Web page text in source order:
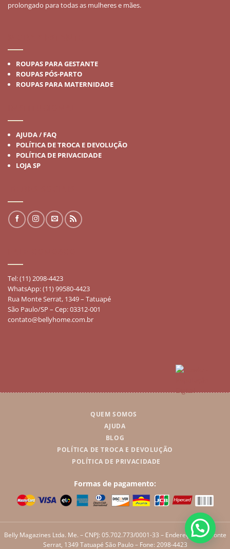
prolongado para todas as mulheres e mães.
ROUPAS PARA GESTANTE
ROUPAS PÓS-PARTO
ROUPAS PARA MATERNIDADE
AJUDA / FAQ
POLÍTICA DE TROCA E DEVOLUÇÃO
POLÍTICA DE PRIVACIDADE
LOJA SP
Tel: (11) 2098-4423
WhatsApp: (11) 99580-4423
Rua Monte Serrat, 1349 – Tatuapé
São Paulo/SP – Cep: 03312-001
contato@bellyhome.com.br
Formas de pagamento:
QUEM SOMOS
AJUDA
BLOG
POLÍTICA DE TROCA E DEVOLUÇÃO
POLÍTICA DE PRIVACIDADE
Belly Magazines Ltda. Me. – CNPJ: 05.702.773/0001-33 – Endereço: Rua Monte
Serrat, 1349 Tatuapé São Paulo – Fone: 2098-4423